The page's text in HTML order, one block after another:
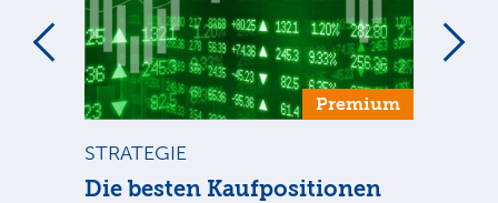
Premium
STRATEGIE
Die besten Kaufpositionen